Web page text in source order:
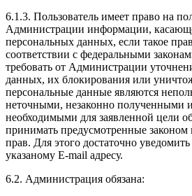
6.1.3. Пользователь имеет право на
Администрации информации,
персональных данных, если такое
соответствии с федеральными
требовать от Администрации
данных, их блокирования или
персональные данные являются
неточными, незаконно полученными
необходимыми для заявленной цели
принимать предусмотренные
прав. Для этого достаточно
указаному E-mail адресу.
6.2. Администрация обязана: